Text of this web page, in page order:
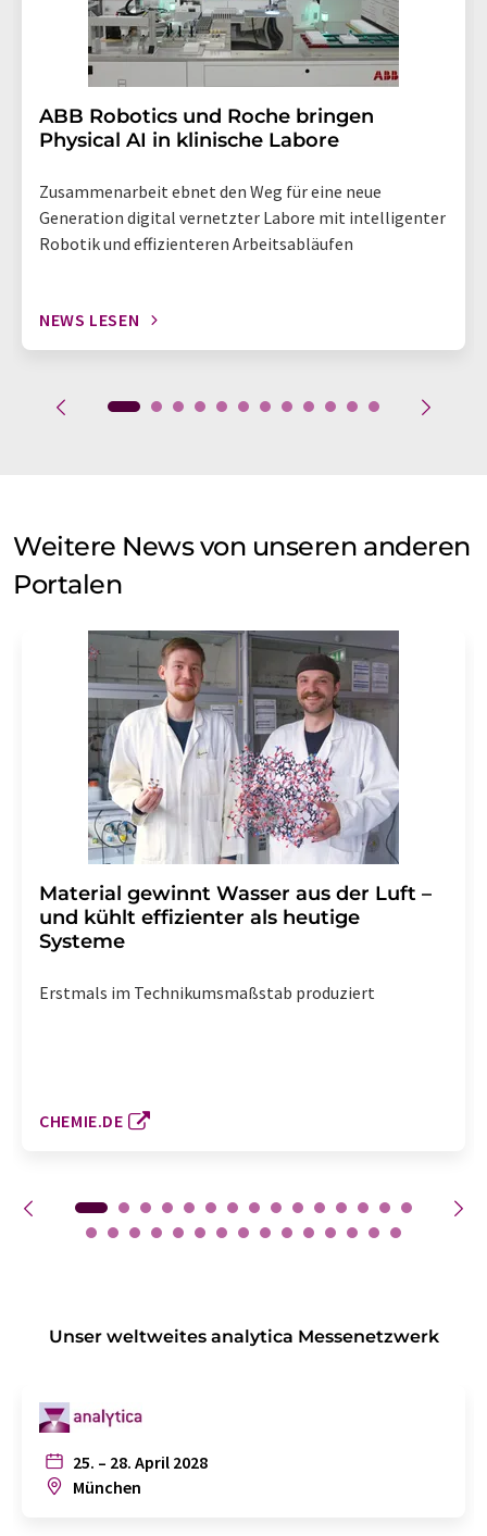
​​​​​​​ABB Robotics und Roche bringen
Physical AI in klinische Labore
Zusammenarbeit ebnet den Weg für eine neue
Generation digital vernetzter Labore mit intelligenter
Robotik und effizienteren Arbeitsabläufen
NEWS LESEN
Weitere News von unseren anderen
Portalen
Material gewinnt Wasser aus der Luft –
und kühlt effizienter als heutige
Systeme
Erstmals im Technikumsmaßstab produziert
CHEMIE.DE
Unser weltweites analytica Messenetzwerk
25. – 28. April 2028
München